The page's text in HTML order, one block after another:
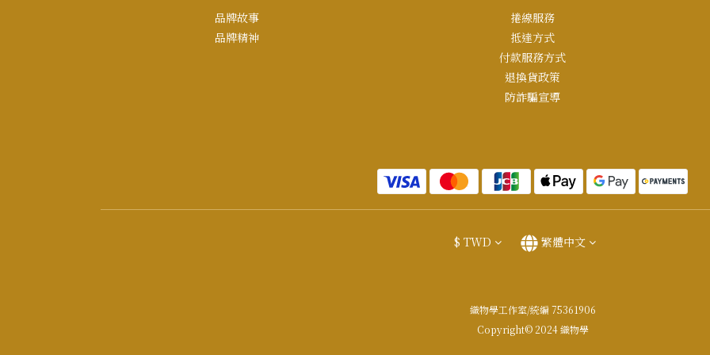
品牌故事
品牌精神
捲線服務
抵達方式
付款服務方式
退換貨政策
防詐騙宣導
$ TWD 繁體中文
織物學工作室/統編 75361906
Copyright© 2024 織物學